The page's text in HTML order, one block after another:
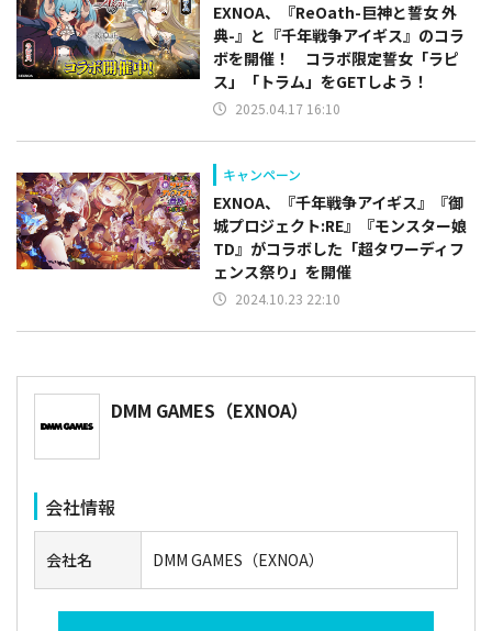
EXNOA、『ReOath-巨神と誓女 外
典-』と『千年戦争アイギス』のコラ
ボを開催！ コラボ限定誓女「ラピ
ス」「トラム」をGETしよう！
2025.04.17 16:10
キャンペーン
EXNOA、『千年戦争アイギス』『御
城プロジェクト:RE』『モンスター娘
TD』がコラボした「超タワーディフ
ェンス祭り」を開催
2024.10.23 22:10
DMM GAMES（EXNOA）
会社情報
会社名 DMM GAMES（EXNOA）